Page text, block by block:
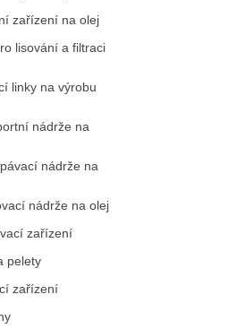
zařízení na olej
lisování a filtraci
linky na výrobu
nádrže na
nádrže na
nádrže na olej
zařízení
pelety
zařízení